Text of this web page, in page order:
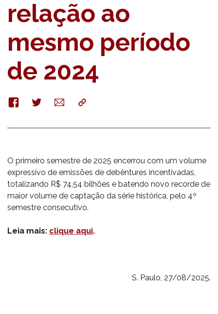
relação ao
mesmo período
de 2024
FacebookTwitterE-
mail
Copy
O primeiro semestre de 2025 encerrou com um volume
expressivo de emissões de debêntures incentivadas,
totalizando R$ 74,54 bilhões e batendo novo recorde de
maior volume de captação da série histórica, pelo 4º
semestre consecutivo.
Leia mais: clique aqui.
S. Paulo, 27/08/2025.